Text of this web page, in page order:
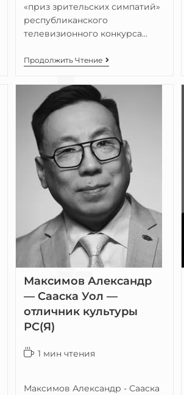
«приз зрительских симпатий»
республиканского
телевизионного конкурса…
Продолжить Чтение
Максимов Александр
— Сааска Уол —
отличник культуры
РС(Я)
1 мин чтения
Максимов Александр - Сааска